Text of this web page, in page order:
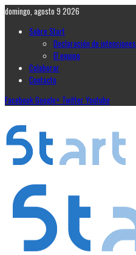
domingo, agosto 9 2026
Sobre Start
Declaración de intenciones
El equipo
Colaborar
Contacto
FacebookGoogle+ TwitterYoutube